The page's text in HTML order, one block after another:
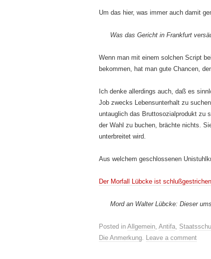
Um das hier, was immer auch damit
Was das Gericht in Frankfurt
Wenn man mit einem solchen Script
bekommen, hat man gute Chancen,
Ich denke allerdings auch, daß es
Job zwecks Lebensunterhalt zu
untauglich das Bruttosozialprodukt zu
der Wahl zu buchen, brächte nichts.
unterbreitet wird.
Aus welchem geschlossenen
Der Morfall Lübcke ist schlußgestrichen
Mord an Walter Lübcke: Dieser
Posted in Allgemein Antifa
Die Anmerkung Leave a comment